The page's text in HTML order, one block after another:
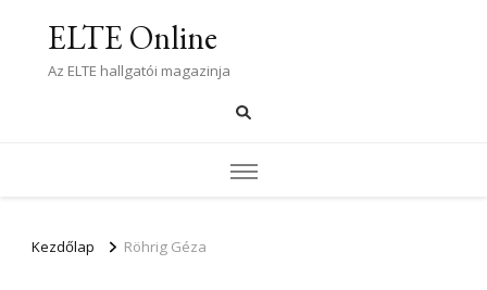
ELTE Online
Az ELTE hallgatói magazinja
Kezdőlap Röhrig Géza